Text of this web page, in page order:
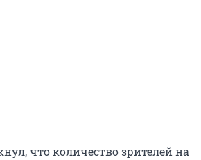
что количество зрителей на